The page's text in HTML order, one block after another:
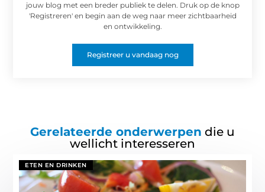
jouw blog met een breder publiek te delen. Druk op de knop
'Registreren' en begin aan de weg naar meer zichtbaarheid
en ontwikkeling.
Registreer u vandaag nog
Gerelateerde onderwerpen die u
wellicht interesseren
ETEN EN DRINKEN